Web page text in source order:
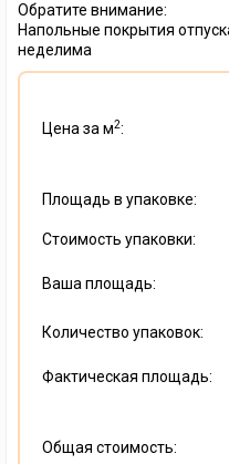
Обратите внимание:
Напольные покрытия
неделима
Цена за м2:
Площадь в упаковке:
Стоимость упаковки:
Ваша площадь:
Количество упаковок:
Фактическая площадь:
Общая стоимость: